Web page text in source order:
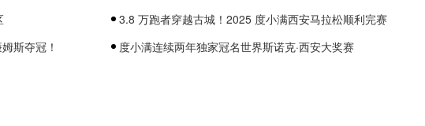
3.8 万跑者穿越古城！2025 度小满西安马拉松顺利完赛
斯夺冠！
度小满连续两年独家冠名世界斯诺克·西安大奖赛